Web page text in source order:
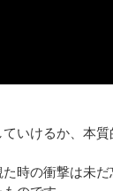
いけるか、本質
時の衝撃は未だ